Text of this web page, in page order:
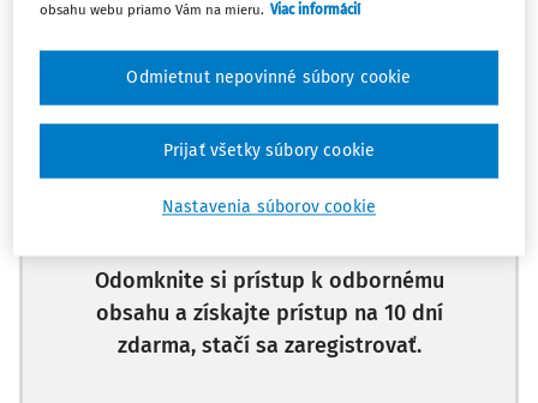
Ups, zatiaľ ste si prečítali len
začiatok...
Celý odborný obsah z tejto oblasti je
dostupný predplatiteľom portálu.
Odomknite si prístup k odbornému
obsahu a získajte prístup na 10 dní
zdarma, stačí sa zaregistrovať.
obsahu webu priamo Vám na mieru. Viac informácií
Nastavenia súborov cookie
Odmietnut nepovinné súbory cookie
Prijať všetky súbory cookie